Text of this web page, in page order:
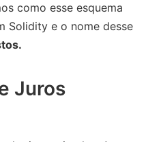
como esse esquema
Solidity e o nome desse
Juros